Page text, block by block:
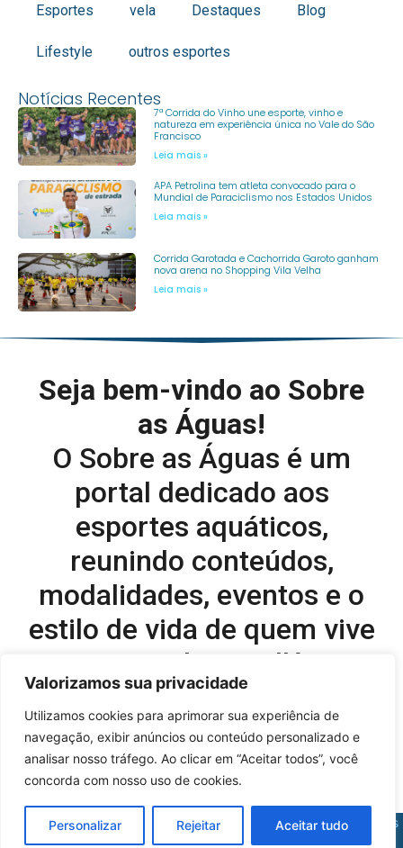
Valorizamos sua privacidade
Utilizamos cookies para aprimorar sua experiência de
navegação, exibir anúncios ou conteúdo personalizado e
analisar nosso tráfego. Ao clicar em “Aceitar todos”, você
concorda com nosso uso de cookies.
Personalizar Rejeitar Aceitar tudo
Esportes vela Destaques Blog
Lifestyle outros esportes
Notícias Recentes
7ª Corrida do Vinho une esporte, vinho e
natureza em experiência única no Vale do São
Francisco
Leia mais »
APA Petrolina tem atleta convocado para o
Mundial de Paraciclismo nos Estados Unidos
Leia mais »
Corrida Garotada e Cachorrida Garoto ganham
nova arena no Shopping Vila Velha
Leia mais »
Seja bem-vindo ao Sobre
as Águas!
O Sobre as Águas é um
portal dedicado aos
esportes aquáticos,
reunindo conteúdos,
modalidades, eventos e o
estilo de vida de quem vive
o esporte dentro d’água.
Flavio Perez –flavio@onboardsports.net
+55 11 99949-8035
Sobre as Águas - © 2025 - Todos os direitos reservados | Políticas
de Privacidade